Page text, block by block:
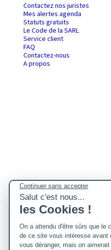
Contactez nos juristes
Mes alertes agenda
Statuts gratuits
Le Code de la SARL
Service client
FAQ
Contactez-nous
A propos